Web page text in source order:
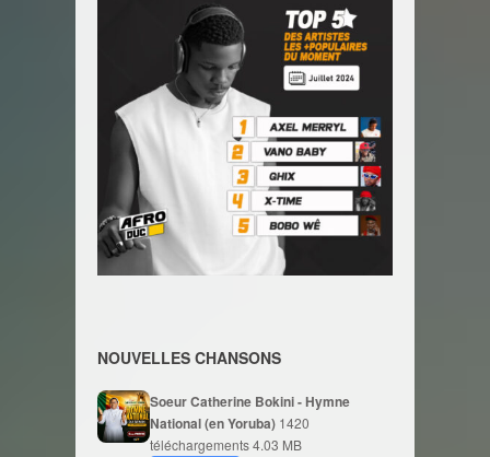
NOUVELLES CHANSONS
Soeur Catherine Bokini - Hymne
National (en Yoruba) 1420
téléchargements4.03 MB